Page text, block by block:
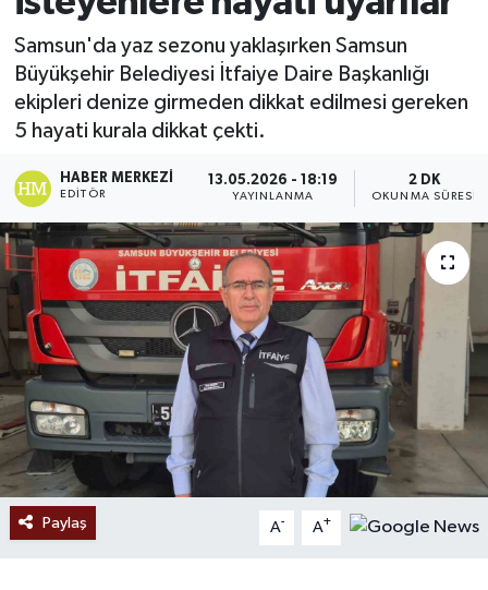
Samsun'da yaz sezonu yaklaşırken Samsun
Büyükşehir Belediyesi İtfaiye Daire Başkanlığı
ekipleri denize girmeden dikkat edilmesi gereken
5 hayati kurala dikkat çekti.
HABER MERKEZI
EDITÖR
13.05.2026 - 18:19
YAYINLANMA
2 DK
OKUNMA SÜRESI
Paylaş A- A+
Ekonomi
Sağlık